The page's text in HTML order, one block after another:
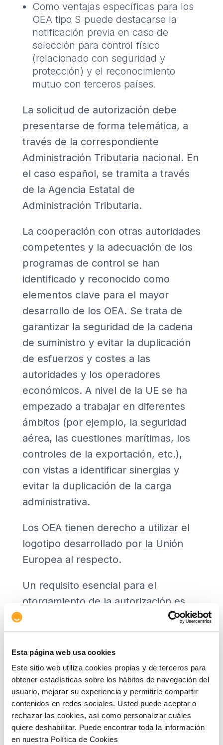
Esta página web usa cookies
Este sitio web utiliza cookies propias y de terceros para
obtener estadísticas sobre los hábitos de navegación del
usuario, mejorar su experiencia y permitirle compartir
contenidos en redes sociales. Usted puede aceptar o
rechazar las cookies, así como personalizar cuáles
quiere deshabilitar. Puede encontrar toda la información
en nuestra Política de Cookies
Como ventajas específicas para los
OEA tipo S puede destacarse la
notificación previa en caso de
selección para control físico
(relacionado con seguridad y
protección) y el reconocimiento
mutuo con terceros países.
La solicitud de autorización debe
presentarse de forma telemática, a
través de la correspondiente
Administración Tributaria nacional. En
el caso español, se tramita a través
de la Agencia Estatal de
Administración Tributaria.
La cooperación con otras autoridades
competentes y la adecuación de los
programas de control se han
identificado y reconocido como
elementos clave para el mayor
desarrollo de los OEA. Se trata de
garantizar la seguridad de la cadena
de suministro y evitar la duplicación
de esfuerzos y costes a las
autoridades y los operadores
económicos. A nivel de la UE se ha
empezado a trabajar en diferentes
ámbitos (por ejemplo, la seguridad
aérea, las cuestiones marítimas, los
controles de la exportación, etc.),
con vistas a identificar sinergias y
evitar la duplicación de la carga
administrativa.
Los OEA tienen derecho a utilizar el
logotipo desarrollado por la Unión
Europea al respecto.
Un requisito esencial para el
otorgamiento de la autorización es
que el solicitante disponga de un
sistema adecuado de gestión de los
registros comerciales y, en su caso,
de los registros de transporte, que
permitan un control aduanero
apropiado. En el caso de una
empresa solicitante de gran tamaño,
puede que sea necesario contar con